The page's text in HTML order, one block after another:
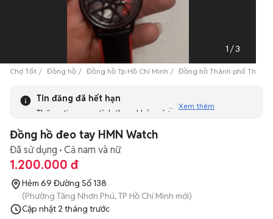
1 /3
Chợ Tốt Đồng hồ Đồng hồ Tp Hồ Chí Minh Đồng hồ Thành phố Thủ
Tin đăng đã hết hạn
Thông tin mang tính tham khảo và bạn không thể liên hệ
tương tự khác dưới đây nhé!
Xem thêm
Đồng hồ đeo tay HMN Watch
Đã sử dụng Cả nam và nữ
1.200.000 đ
Hẻm 69 Đường Số 138
(Phường Tăng Nhơn Phú, TP Hồ Chí Minh mới)
Cập nhật 2 tháng trước